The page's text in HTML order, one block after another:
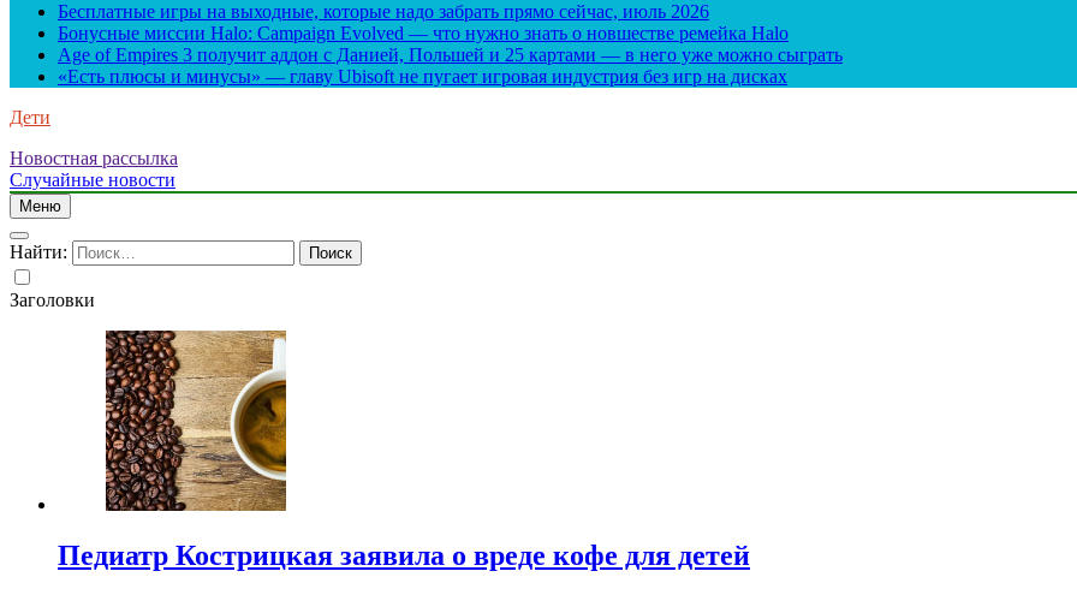
Бесплатные игры на выходные, которые надо забрать прямо сейчас, июль 2026
Бонусные миссии Halo: Campaign Evolved — что нужно знать о новшестве ремейка Halo
Age of Empires 3 получит аддон с Данией, Польшей и 25 картами — в него уже можно сыграть
«Есть плюсы и минусы» — главу Ubisoft не пугает игровая индустрия без игр на дисках
Дети
Новостная рассылка
Случайные новости
Меню
Найти:
Заголовки
Педиатр Кострицкая заявила о вреде кофе для детей